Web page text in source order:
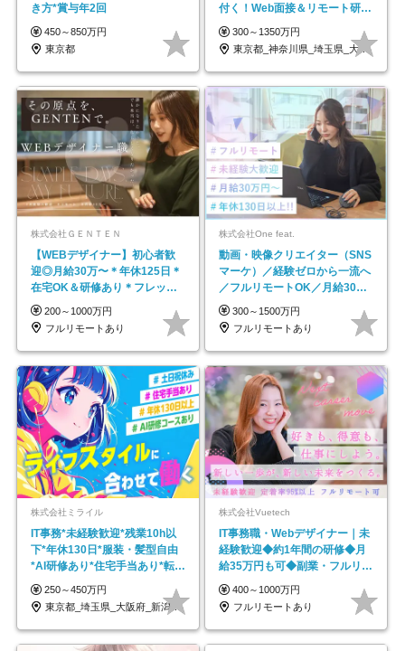
き方*賞与年2回
450～850万円
東京都
付く！Web面接＆リモート研修
も充実♪/a
300～1350万円
東京都_神奈川県_埼玉県_大阪府_愛知県…
株式会社ＧＥＮＴＥＮ
【WEBデザイナー】初⼼者歓
迎◎⽉給30万〜＊年休125⽇＊
在宅OK＆研修あり＊フレック
ス
200～1000万円
フルリモートあり
株式会社One feat.
動画・映像クリエイター（SNS
マーケ）／経験ゼロから一流へ
／フルリモートOK／月給30万
円～／年休130日以上
300～1500万円
フルリモートあり
株式会社ミライル
IT事務*未経験歓迎*残業10h以
下*年休130日*服装・髪型自由
*AI研修あり*住宅手当あり*転勤
なし
250～450万円
東京都_埼玉県_大阪府_新潟県_福岡県
株式会社Vuetech
IT事務職・Webデザイナー｜未
経験歓迎◆約1年間の研修◆月
給35万円も可◆副業・フルリモ
ート可◆年休126日
400～1000万円
フルリモートあり